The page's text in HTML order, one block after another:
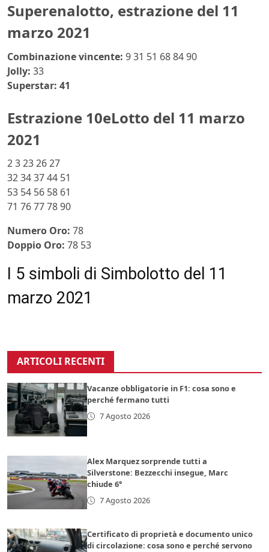
Superenalotto, estrazione del 11
marzo 2021
Combinazione vincente: 9 31 51 68 84 90
Jolly: 33
Superstar: 41
Estrazione 10eLotto del 11 marzo
2021
2 3 23 26 27
32 34 37 44 51
53 54 56 58 61
71 76 77 78 90
Numero Oro: 78
Doppio Oro: 78 53
I 5 simboli di Simbolotto del 11
marzo 2021
ARTICOLI RECENTI
Vacanze obbligatorie in F1: cosa sono e
perché fermano tutti
7 Agosto 2026
Alex Marquez sorprende tutti a
Silverstone: Bezzecchi insegue, Marc
chiude 6°
7 Agosto 2026
Certificato di proprietà e documento unico
di circolazione: cosa sono e perché servono